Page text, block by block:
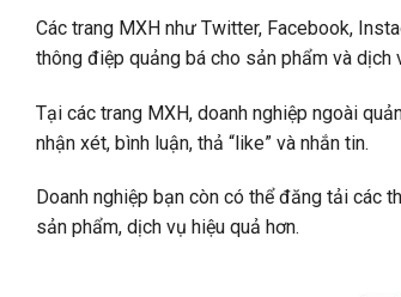
Các trang MXH như Twitter, Facebook,
thông điệp quảng bá cho sản phẩm và
Tại các trang MXH, doanh nghiệp ngoài
nhận xét, bình luận, thả “like” và nhắn tin.
Doanh nghiệp bạn còn có thể đăng tải các
sản phẩm, dịch vụ hiệu quả hơn.